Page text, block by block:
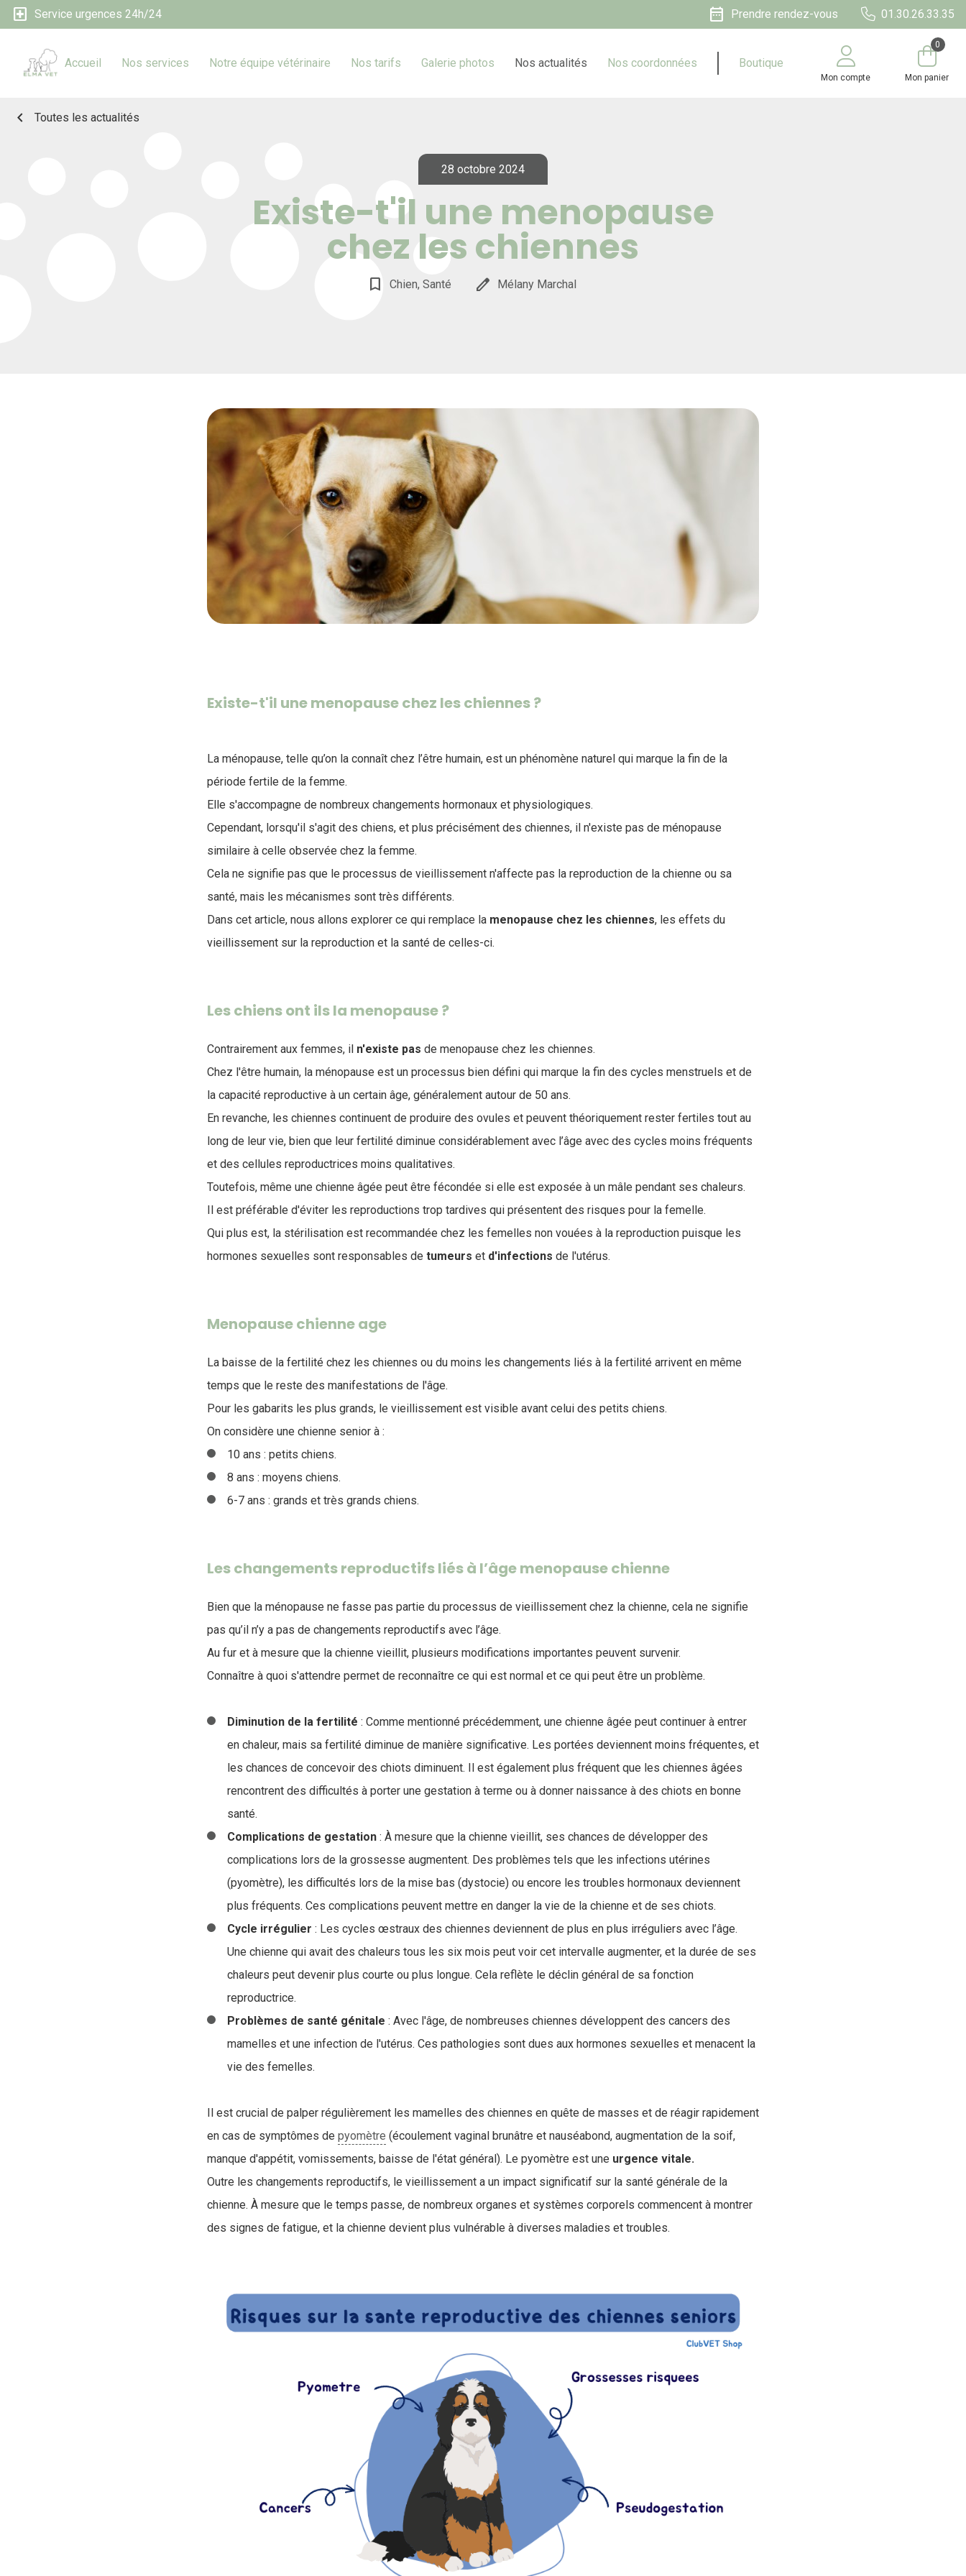
local_hospital Service urgences 24h/24 date_range Prendre rendez-vous 01.30.26.33.35
Accueil Nos services Notre équipe vétérinaire Nos tarifs Galerie photos Nos actualités Nos coordonnées Boutique
Mon compte
0
Mon panier
chevron_left Toutes les actualités
28 octobre 2024
Existe-t'il une menopause
chez les chiennes
bookmark_border Chien, Santé edit Mélany Marchal
Existe-t'il une menopause chez les chiennes ?
La ménopause, telle qu’on la connaît chez l’être humain, est un phénomène naturel qui marque la fin de la
période fertile de la femme.
Elle s'accompagne de nombreux changements hormonaux et physiologiques.
Cependant, lorsqu'il s'agit des chiens, et plus précisément des chiennes, il n'existe pas de ménopause
similaire à celle observée chez la femme.
Cela ne signifie pas que le processus de vieillissement n'affecte pas la reproduction de la chienne ou sa
santé, mais les mécanismes sont très différents.
Dans cet article, nous allons explorer ce qui remplace la menopause chez les chiennes, les effets du
vieillissement sur la reproduction et la santé de celles-ci.
Les chiens ont ils la menopause ?
Contrairement aux femmes, il n'existe pas de menopause chez les chiennes.
Chez l'être humain, la ménopause est un processus bien défini qui marque la fin des cycles menstruels et de
la capacité reproductive à un certain âge, généralement autour de 50 ans.
En revanche, les chiennes continuent de produire des ovules et peuvent théoriquement rester fertiles tout au
long de leur vie, bien que leur fertilité diminue considérablement avec l’âge avec des cycles moins fréquents
et des cellules reproductrices moins qualitatives.
Toutefois, même une chienne âgée peut être fécondée si elle est exposée à un mâle pendant ses chaleurs.
Il est préférable d'éviter les reproductions trop tardives qui présentent des risques pour la femelle.
Qui plus est, la stérilisation est recommandée chez les femelles non vouées à la reproduction puisque les
hormones sexuelles sont responsables de tumeurs et d'infections de l'utérus.
Menopause chienne age
La baisse de la fertilité chez les chiennes ou du moins les changements liés à la fertilité arrivent en même
temps que le reste des manifestations de l'âge.
Pour les gabarits les plus grands, le vieillissement est visible avant celui des petits chiens.
On considère une chienne senior à :
10 ans : petits chiens.
8 ans : moyens chiens.
6-7 ans : grands et très grands chiens.
Les changements reproductifs liés à l’âge menopause chienne
Bien que la ménopause ne fasse pas partie du processus de vieillissement chez la chienne, cela ne signifie
pas qu’il n’y a pas de changements reproductifs avec l’âge.
Au fur et à mesure que la chienne vieillit, plusieurs modifications importantes peuvent survenir.
Connaître à quoi s'attendre permet de reconnaître ce qui est normal et ce qui peut être un problème.
Diminution de la fertilité : Comme mentionné précédemment, une chienne âgée peut continuer à entrer
en chaleur, mais sa fertilité diminue de manière significative. Les portées deviennent moins fréquentes, et
les chances de concevoir des chiots diminuent. Il est également plus fréquent que les chiennes âgées
rencontrent des difficultés à porter une gestation à terme ou à donner naissance à des chiots en bonne
santé.
Complications de gestation : À mesure que la chienne vieillit, ses chances de développer des
complications lors de la grossesse augmentent. Des problèmes tels que les infections utérines
(pyomètre), les difficultés lors de la mise bas (dystocie) ou encore les troubles hormonaux deviennent
plus fréquents. Ces complications peuvent mettre en danger la vie de la chienne et de ses chiots.
Cycle irrégulier : Les cycles œstraux des chiennes deviennent de plus en plus irréguliers avec l’âge.
Une chienne qui avait des chaleurs tous les six mois peut voir cet intervalle augmenter, et la durée de ses
chaleurs peut devenir plus courte ou plus longue. Cela reflète le déclin général de sa fonction
reproductrice.
Problèmes de santé génitale : Avec l'âge, de nombreuses chiennes développent des cancers des
mamelles et une infection de l'utérus. Ces pathologies sont dues aux hormones sexuelles et menacent la
vie des femelles.
Il est crucial de palper régulièrement les mamelles des chiennes en quête de masses et de réagir rapidement
en cas de symptômes de pyomètre (écoulement vaginal brunâtre et nauséabond, augmentation de la soif,
manque d'appétit, vomissements, baisse de l'état général). Le pyomètre est une urgence vitale.
Outre les changements reproductifs, le vieillissement a un impact significatif sur la santé générale de la
chienne. À mesure que le temps passe, de nombreux organes et systèmes corporels commencent à montrer
des signes de fatigue, et la chienne devient plus vulnérable à diverses maladies et troubles.